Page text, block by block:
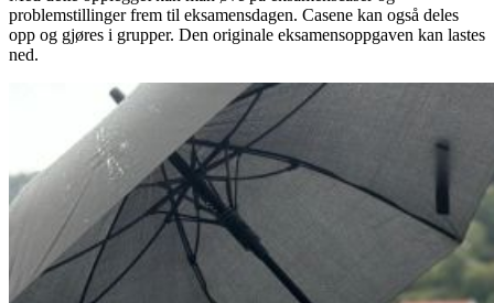
problemstillinger frem til eksamensdagen. Casene kan også deles
opp og gjøres i grupper. Den originale eksamensoppgaven kan lastes
ned.